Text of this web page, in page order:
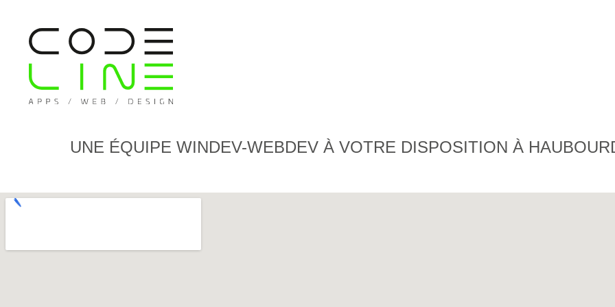
UNE ÉQUIPE WINDEV-WEBDEV À VOTRE DISPOSITION À